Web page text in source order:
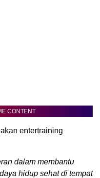
CONTENT
dalam membantu
hidup sehat di tempat